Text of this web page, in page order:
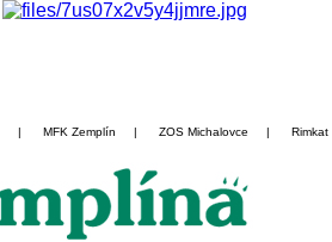
| MFK Zemplín | ZOS Michalovce | Rimkat